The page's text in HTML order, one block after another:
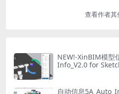
查看作者其
NEW!-XinBIM模型
Info_V2.0 for
自动信息